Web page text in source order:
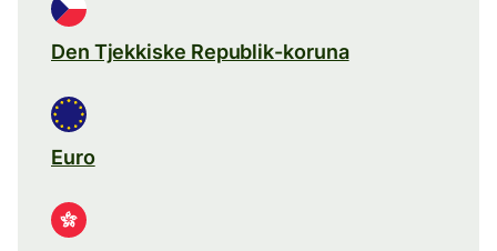
Den Tjekkiske Republik-koruna
Euro